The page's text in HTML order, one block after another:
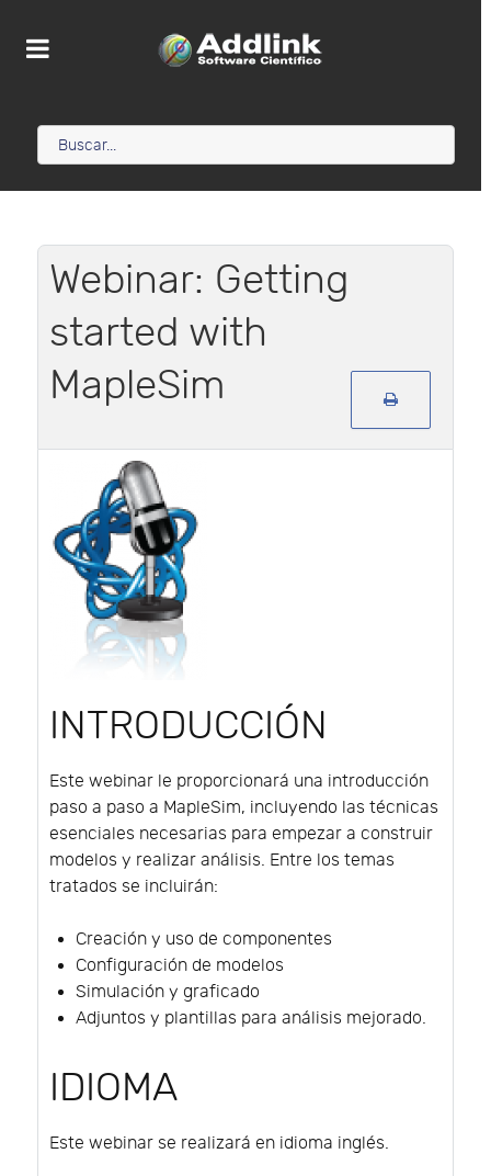
Webinar: Getting
started with
MapleSim
INTRODUCCIÓN
Este webinar le proporcionará una introducción
paso a paso a MapleSim, incluyendo las técnicas
esenciales necesarias para empezar a construir
modelos y realizar análisis. Entre los temas
tratados se incluirán:
Creación y uso de componentes
Configuración de modelos
Simulación y graficado
Adjuntos y plantillas para análisis mejorado.
IDIOMA
Este webinar se realizará en idioma inglés.